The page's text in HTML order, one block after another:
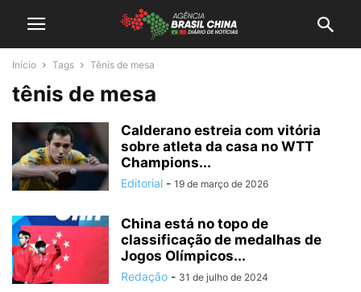
Início Tags Tênis de mesa
tênis de mesa
Calderano estreia com vitória
sobre atleta da casa no WTT
Champions...
Editorial - 19 de março de 2026
China está no topo de
classificação de medalhas de
Jogos Olímpicos...
Redação - 31 de julho de 2024